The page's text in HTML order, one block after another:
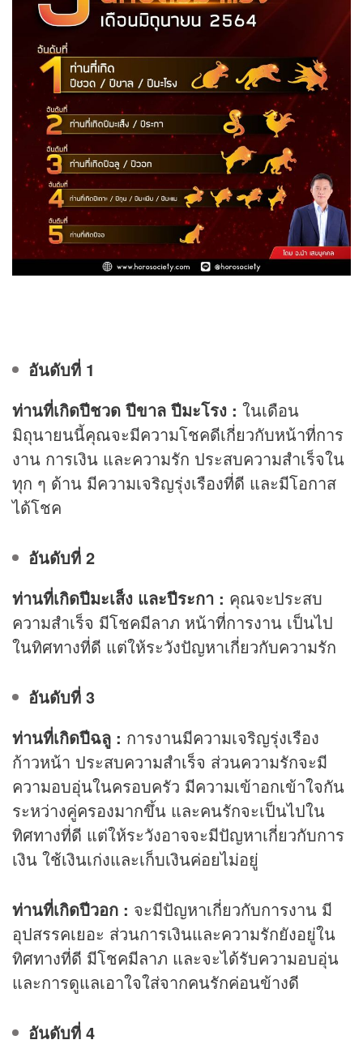
อันดับที่ 1
ท่านที่เกิดปีชวด ปีขาล ปีมะโรง : ในเดือน
มิถุนายนนี้คุณจะมีความโชคดีเกี่ยวกับหน้าที่การ
งาน การเงิน และความรัก ประสบความสำเร็จใน
ทุก ๆ ด้าน มีความเจริญรุ่งเรืองที่ดี และมีโอกาส
ได้โชค
อันดับที่ 2
ท่านที่เกิดปีมะเส็ง และปีระกา : คุณจะประสบ
ความสำเร็จ มีโชคมีลาภ หน้าที่การงาน เป็นไป
ในทิศทางที่ดี แต่ให้ระวังปัญหาเกี่ยวกับความรัก
อันดับที่ 3
ท่านที่เกิดปีฉลู : การงานมีความเจริญรุ่งเรือง
ก้าวหน้า ประสบความสำเร็จ ส่วนความรักจะมี
ความอบอุ่นในครอบครัว มีความเข้าอกเข้าใจกัน
ระหว่างคู่ครองมากขึ้น และคนรักจะเป็นไปใน
ทิศทางที่ดี แต่ให้ระวังอาจจะมีปัญหาเกี่ยวกับการ
เงิน ใช้เงินเก่งและเก็บเงินค่อยไม่อยู่
ท่านที่เกิดปีวอก : จะมีปัญหาเกี่ยวกับการงาน มี
อุปสรรคเยอะ ส่วนการเงินและความรักยังอยู่ใน
ทิศทางที่ดี มีโชคมีลาภ และจะได้รับความอบอุ่น
และการดูแลเอาใจใส่จากคนรักค่อนข้างดี
อันดับที่ 4